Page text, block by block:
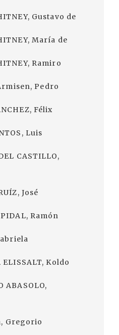
Gustavo de
María de
Ramiro
Pedro
Félix
Luis
CASTILLO,
José
Ramón
Koldo
ABASOLO,
Gregorio